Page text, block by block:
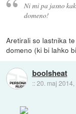
Ni mi pa jasno
domeno!
Aretirali so lastnika
domeno (ki bi lahko
boolsheat
::20. maj 2014,